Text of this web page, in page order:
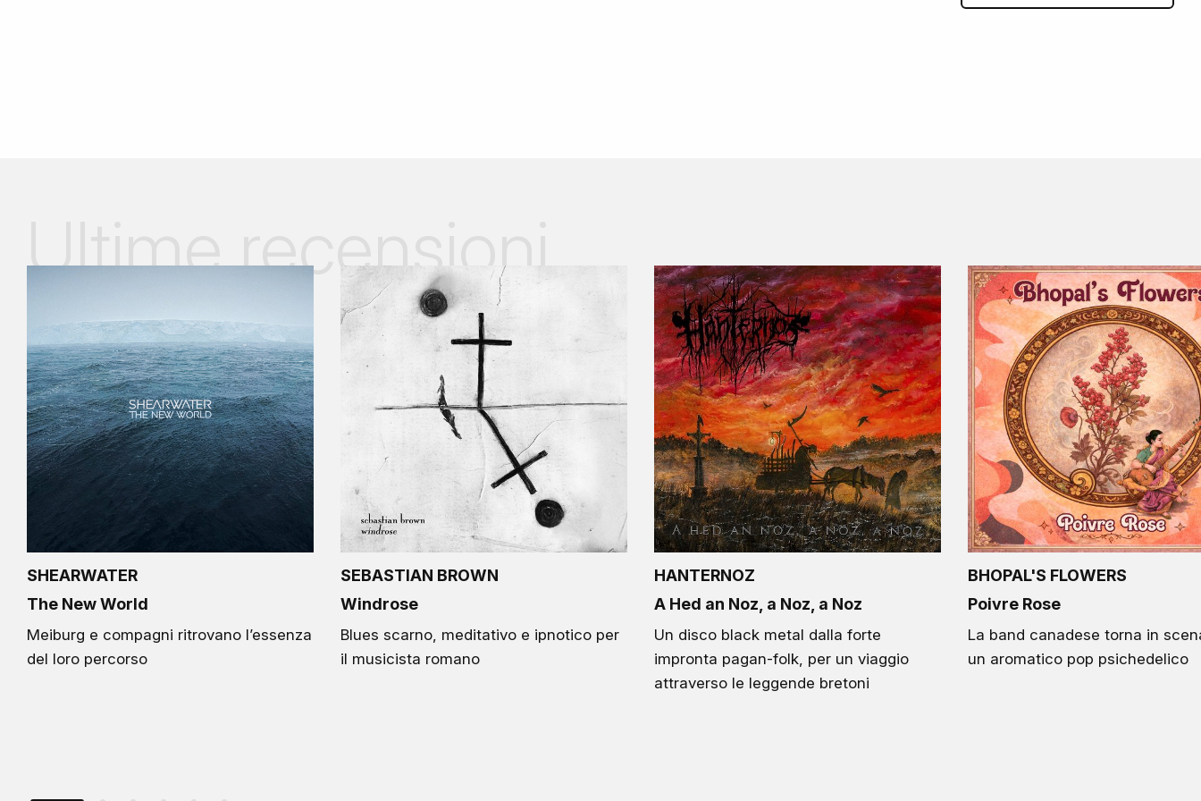
Ultime recensioni
SHEARWATER
The New World
Meiburg e compagni ritrovano l’essenza
del loro percorso
SEBASTIAN BROWN
Windrose
Blues scarno, meditativo e ipnotico per
il musicista romano
HANTERNOZ
A Hed an Noz, a Noz, a Noz
Un disco black metal dalla forte
impronta pagan-folk, per un viaggio
attraverso le leggende bretoni
BHOPAL'S FLOWERS
Poivre Rose
La band canadese torna in
un aromatico pop psichedelico